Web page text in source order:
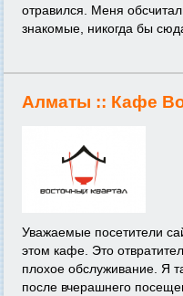
отравился. Меня
знакомые, никогда бы
Алматы :: Кафе
Уважаемые посетители
этом кафе. Это
плохое обслуживание. Я
после вчерашнего